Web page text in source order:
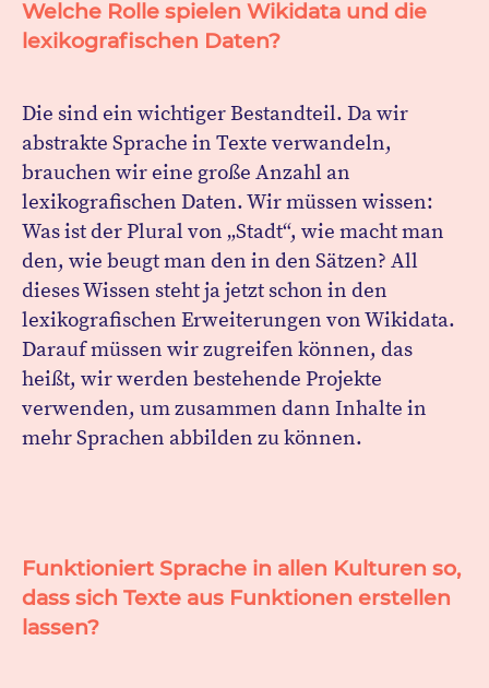
Welche Rolle spielen Wikidata und die
lexikografischen Daten?
Die sind ein wichtiger Bestandteil. Da wir
abstrakte Sprache in Texte verwandeln,
brauchen wir eine große Anzahl an
lexikografischen Daten. Wir müssen wissen:
Was ist der Plural von „Stadt“, wie macht man
den, wie beugt man den in den Sätzen? All
dieses Wissen steht ja jetzt schon in den
lexikografischen Erweiterungen von Wikidata.
Darauf müssen wir zugreifen können, das
heißt, wir werden bestehende Projekte
verwenden, um zusammen dann Inhalte in
mehr Sprachen abbilden zu können.
Funktioniert Sprache in allen Kulturen so,
dass sich Texte aus Funktionen erstellen
lassen?